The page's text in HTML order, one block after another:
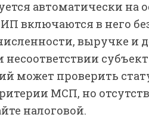
автоматически на
включаются в него
выручке и
несоответствии
может проверить
МСП, но
налоговой.